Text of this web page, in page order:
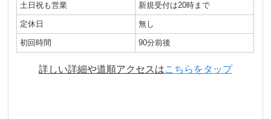
土日祝も営業 新規受付は20時まで
定休日 無し
初回時間 90分前後
詳しい詳細や道順アクセスはこちらをタップ